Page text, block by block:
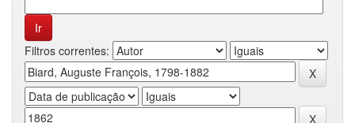
Filtros correntes: